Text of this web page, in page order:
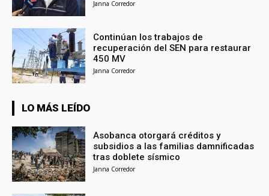
Janna Corredor
Continúan los trabajos de
recuperación del SEN para restaurar
450 MV
Janna Corredor
LO MÁS LEÍDO
Asobanca otorgará créditos y
subsidios a las familias damnificadas
tras doblete sísmico
Janna Corredor